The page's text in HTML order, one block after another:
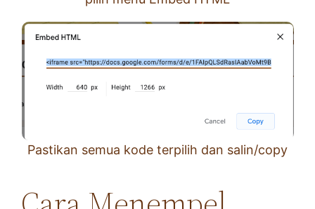
Pastikan semua kode terpilih dan salin/copy